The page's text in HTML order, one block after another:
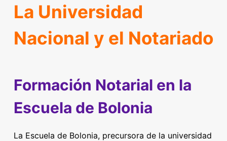
La Universidad
Nacional y el Notariado
Formación Notarial en la
Escuela de Bolonia
La Escuela de Bolonia, precursora de la universidad